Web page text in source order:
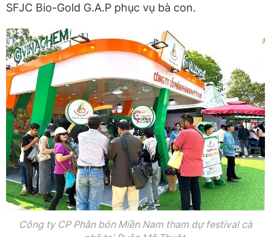
SFJC Bio-Gold G.A.P phục vụ bà con.
Công ty CP Phân bón Miền Nam tham dự festival cà